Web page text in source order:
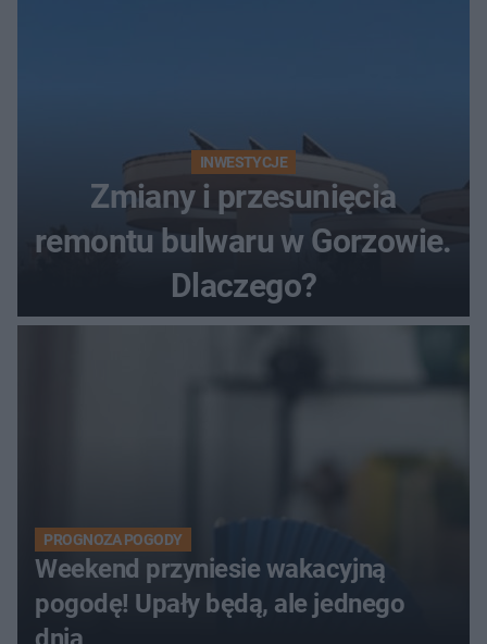
INWESTYCJE
Zmiany i przesunięcia
remontu bulwaru w Gorzowie.
Dlaczego?
PROGNOZA POGODY
Weekend przyniesie wakacyjną
pogodę! Upały będą, ale jednego